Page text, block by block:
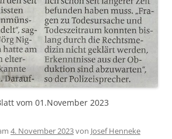
vom 01.November 2023
4. November 2023von Josef Henneke